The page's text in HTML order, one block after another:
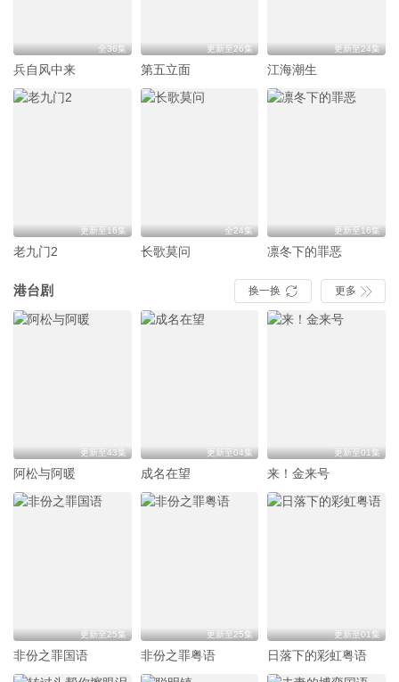
全36集
兵自风中来
更新至26集
第五立面
更新至24集
江海潮生
更新至16集
老九门2
全24集
长歌莫问
更新至16集
凛冬下的罪恶
港台剧 换一换  更多 
更新至43集
阿松与阿暖
更新至04集
成名在望
更新至01集
来！金来号
更新至25集
非份之罪国语
更新至25集
非份之罪粤语
更新至01集
日落下的彩虹粤语